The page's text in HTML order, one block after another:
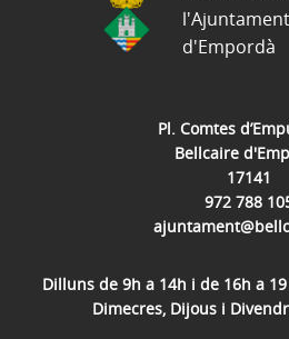
Pl. Comtes
Bellcaire
17141
972 788
Dilluns de 9h a 14h i de 16h a
Dimecres, Dijous i
d'Empordà